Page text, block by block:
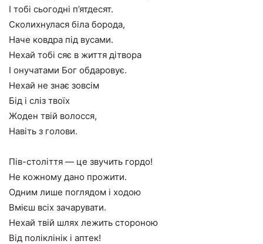
І тобі сьогодні п’ятдесят.
Сколихнулася біла борода,
Наче ковдра під вусами.
Нехай тобі сяє в життя дітвора
І онучатами Бог обдаровує.
Нехай не знає зовсім
Бід і сліз твоїх
Жоден твій волосся,
Навіть з голови.
Пів-століття — це звучить гордо!
Не кожному дано прожити.
Одним лише поглядом і ходою
Вмієш всіх зачарувати.
Нехай твій шлях лежить стороною
Від поліклінік і аптек!